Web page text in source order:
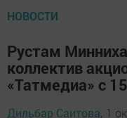
НОВОСТИ
Рустам
коллектив
«Татмедиа» с
Дильбар Саитова, 1